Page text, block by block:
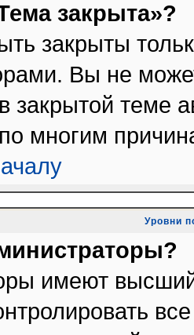
закрыта»?
закрыты
Вы не
закрытой теме
многим
Уровни
имеют